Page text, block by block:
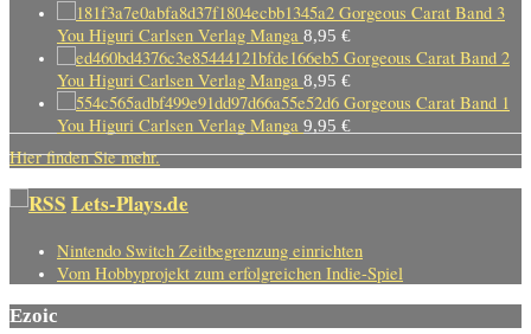
Gorgeous Carat Band 3
You Higuri Carlsen Verlag Manga 8,95 €
Gorgeous Carat Band 2
You Higuri Carlsen Verlag Manga 8,95 €
Gorgeous Carat Band 1
You Higuri Carlsen Verlag Manga 9,95 €
Hier finden Sie mehr.
Lets-Plays.de
Nintendo Switch Zeitbegrenzung einrichten
Vom Hobbyprojekt zum erfolgreichen Indie-Spiel
Ezoic